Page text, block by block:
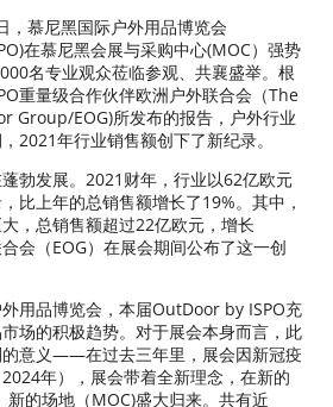
，慕尼黑国际户外用品博览会
在慕尼黑会展与采购中心(MOC）强势
名专业观众莅临参观、共襄盛举。根
重量级合作伙伴欧洲户外联合会（The
Group/EOG)所发布的报告，户外行业
2021年行业销售额创下了新纪录。
勃发展。2021财年，行业以62亿欧元
比上年的总销售额增长了19%。其中，
，总销售额超过22亿欧元，增长
会（EOG）在展会期间公布了这一创
用品博览会，本届OutDoor by ISPO充
场的积极趋势。对于展会本身而言，此
的意义——在过去三年里，展会因新冠疫
年），展会带着全新理念，在新的
新的场地（MOC)盛大归来。共有近